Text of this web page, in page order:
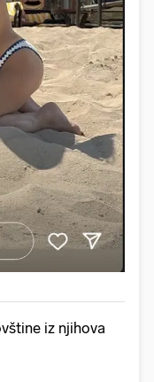
iz njihova